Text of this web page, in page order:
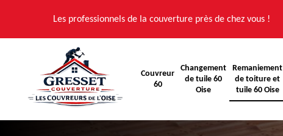
Les professionnels de la couverture près de chez vous !
Couvreur
60
Changement
de tuile 60
Oise
Remaniement
de toiture et
tuile 60 Oise